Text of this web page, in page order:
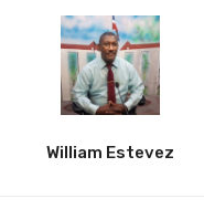
William Estevez